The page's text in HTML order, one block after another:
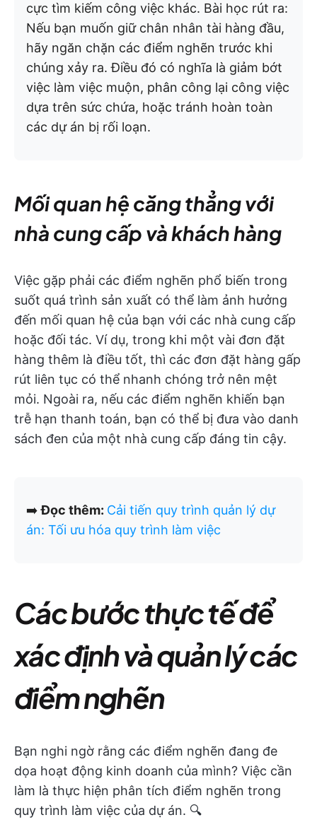
cực tìm kiếm công việc khác. Bài học rút ra:
Nếu bạn muốn giữ chân nhân tài hàng đầu,
hãy ngăn chặn các điểm nghẽn trước khi
chúng xảy ra. Điều đó có nghĩa là giảm bớt
việc làm việc muộn, phân công lại công việc
dựa trên sức chứa, hoặc tránh hoàn toàn
các dự án bị rối loạn.
Mối quan hệ căng thẳng với
nhà cung cấp và khách hàng
Việc gặp phải các điểm nghẽn phổ biến trong
suốt quá trình sản xuất có thể làm ảnh hưởng
đến mối quan hệ của bạn với các nhà cung cấp
hoặc đối tác. Ví dụ, trong khi một vài đơn đặt
hàng thêm là điều tốt, thì các đơn đặt hàng gấp
rút liên tục có thể nhanh chóng trở nên mệt
mỏi. Ngoài ra, nếu các điểm nghẽn khiến bạn
trễ hạn thanh toán, bạn có thể bị đưa vào danh
sách đen của một nhà cung cấp đáng tin cậy.
➡️Đọc thêm: Cải tiến quy trình quản lý dự
án: Tối ưu hóa quy trình làm việc
Các bước thực tế để
xác định và quản lý các
điểm nghẽn
Bạn nghi ngờ rằng các điểm nghẽn đang đe
dọa hoạt động kinh doanh của mình? Việc cần
làm là thực hiện phân tích điểm nghẽn trong
quy trình làm việc của dự án. 🔍